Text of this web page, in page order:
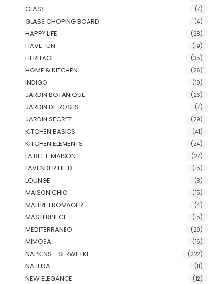
GLASS (7)
GLASS CHOPING BOARD (4)
HAPPY LIFE (28)
HAVE FUN (19)
HERITAGE (35)
HOME & KITCHEN (26)
INDIGO (19)
JARDIN BOTANIQUE (26)
JARDIN DE ROSES (7)
JARDIN SECRET (29)
KITCHEN BASICS (41)
KITCHEN ELEMENTS (24)
LA BELLE MAISON (27)
LAVENDER FIELD (15)
LOUNGE (8)
MAISON CHIC (15)
MAITRE FROMAGER (4)
MASTERPIECE (15)
MEDITERRANEO (29)
MIMOSA (16)
NAPKINS - SERWETKI (222)
NATURA (11)
NEW ELEGANCE (12)